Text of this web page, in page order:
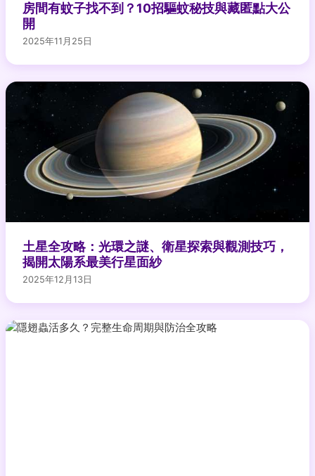
房間有蚊子找不到？10招驅蚊秘技與藏匿點大公
開
2025年11月25日
土星全攻略：光環之謎、衛星探索與觀測技巧，
揭開太陽系最美行星面紗
2025年12月13日